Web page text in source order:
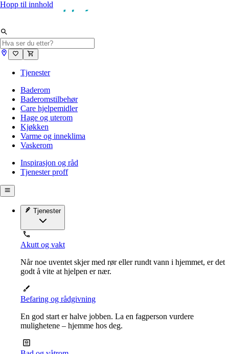
Hopp til innhold
Tjenester
Baderom
Baderomstilbehør
Care hjelpemidler
Hage og uterom
Kjøkken
Varme og inneklima
Vaskerom
Inspirasjon og råd
Tjenester proff
Tjenester
Akutt og vakt
Når noe uventet skjer med rør eller rundt vann i hjemmet, er det
godt å vite at hjelpen er nær.
Befaring og rådgivning
En god start er halve jobben. La en fagperson vurdere
mulighetene – hjemme hos deg.